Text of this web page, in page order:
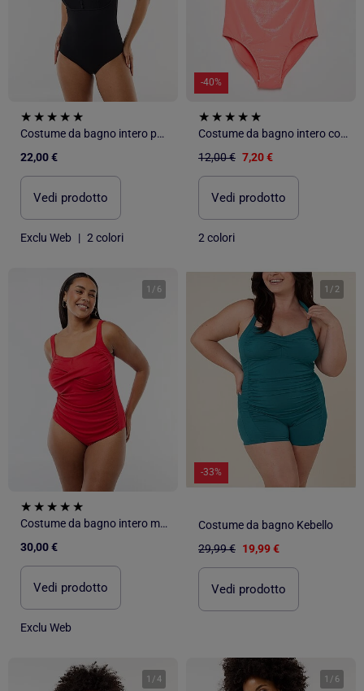
Costume da bagno intero post-operatorio
22,00 €
Vedi prodotto
Exclu Web | 2 colori
-40%
Costume da bagno intero con tessuto brillante
12,00 € 7,20 €
Vedi prodotto
2 colori
1 / 6
Costume da bagno intero modellante
30,00 €
Vedi prodotto
Exclu Web
1 / 2
-33%
Costume da bagno Kebello
29,99 € 19,99 €
Vedi prodotto
1 /4 1 / 6